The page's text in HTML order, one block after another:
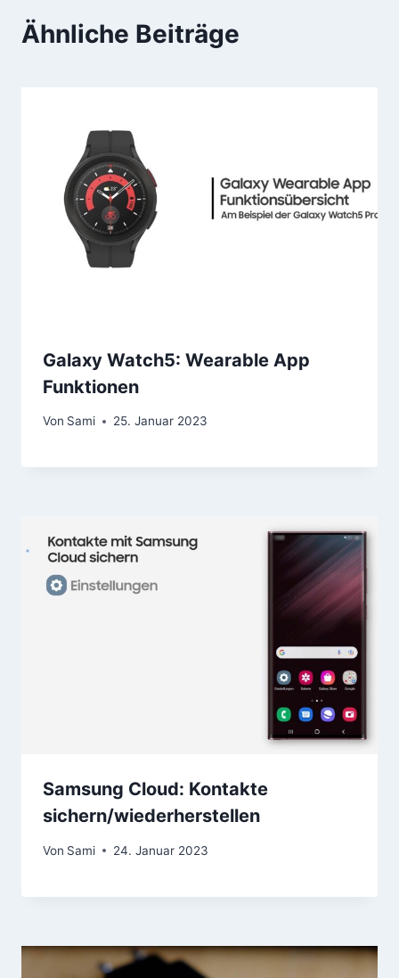
Ähnliche Beiträge
Galaxy Watch5: Wearable App
Funktionen
Von Sami 25. Januar 2023
Samsung Cloud: Kontakte
sichern/wiederherstellen
Von Sami 24. Januar 2023